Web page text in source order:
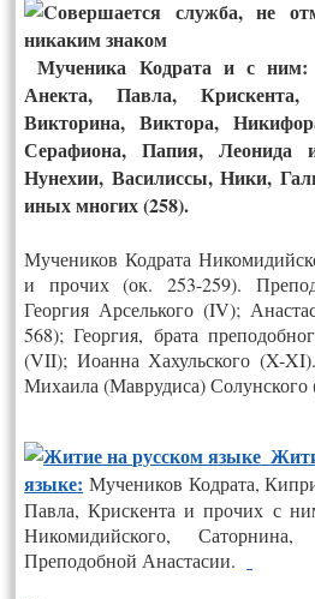
Мученика Кодрата и с ним:
Анекта, Павла, Крискента,
Викторина, Виктора,
Серафиона, Папия, Леонида
Нунехии, Василиссы, Ники,
иных многих (258).
Мучеников Кодрата
и прочих (ок. 253-259).
Георгия Арселького (IV);
568); Георгия, брата
(VII); Иоанна Хахульского (X-
Михаила (Маврудиса) Солунского
языке: Мучеников Кодрата,
Павла, Крискента и прочих с
Никомидийского,
Преподобной Анастасии.